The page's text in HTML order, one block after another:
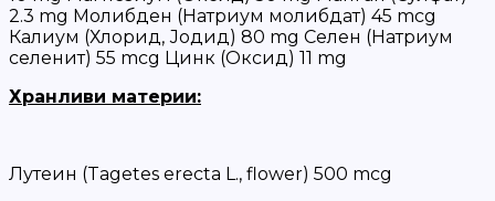
2.3 mg Молибден (Натриум молибдат) 45 mcg
Калиум (Хлорид, Јодид) 80 mg Селен (Натриум
селенит) 55 mcg Цинк (Оксид) 11 mg
Хранливи материи:
Лутеин (Tagetes erecta L., flower) 500 mcg